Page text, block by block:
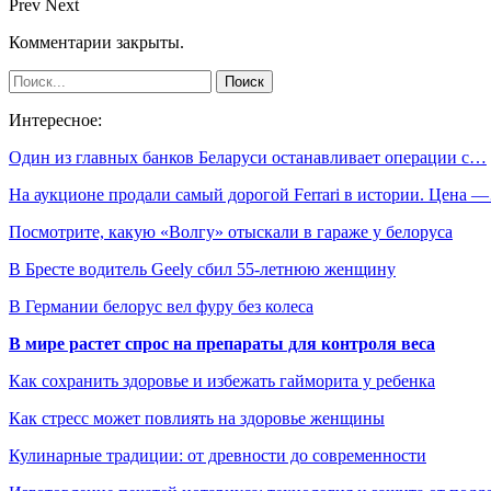
Prev Next
Комментарии закрыты.
Интересное:
Один из главных банков Беларуси останавливает операции с…
На аукционе продали самый дорогой Ferrari в истории. Цена
Посмотрите, какую «Волгу» отыскали в гараже у белоруса
В Бресте водитель Geely сбил 55-летнюю женщину
В Германии белорус вел фуру без колеса
В мире растет спрос на препараты для контроля веса
Как сохранить здоровье и избежать гайморита у ребенка
Как стресс может повлиять на здоровье женщины
Кулинарные традиции: от древности до современности